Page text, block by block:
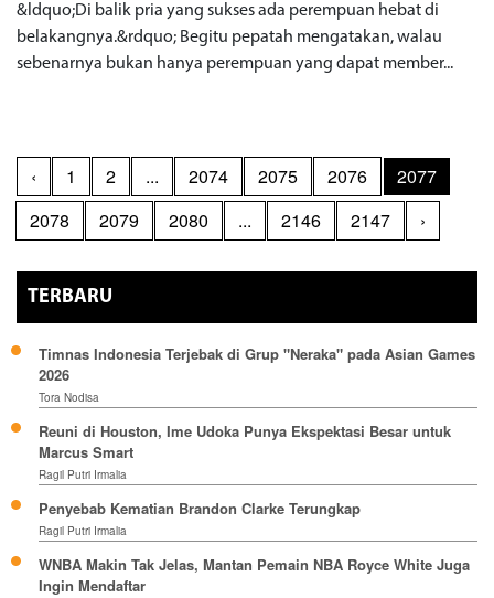
&ldquo;Di balik pria yang sukses ada perempuan hebat di
belakangnya.&rdquo; Begitu pepatah mengatakan, walau
sebenarnya bukan hanya perempuan yang dapat member...
‹ 1 2 ... 2074 2075 2076
2077
2078
2079 2080 ... 2146 2147 ›
TERBARU
Timnas Indonesia Terjebak di Grup "Neraka" pada Asian Games
2026
Tora Nodisa
Reuni di Houston, Ime Udoka Punya Ekspektasi Besar untuk
Marcus Smart
Ragil Putri Irmalia
Penyebab Kematian Brandon Clarke Terungkap
Ragil Putri Irmalia
WNBA Makin Tak Jelas, Mantan Pemain NBA Royce White Juga
Ingin Mendaftar